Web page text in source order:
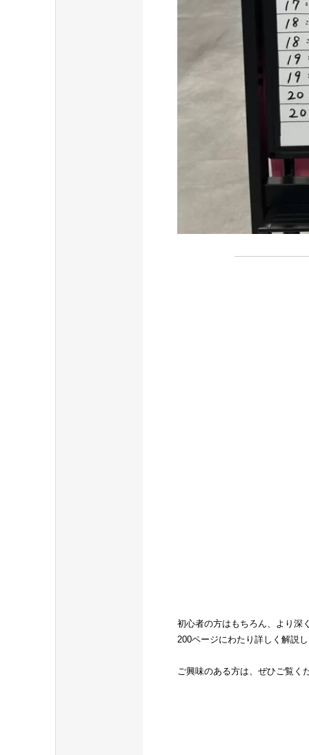
初心者の方はもちろん、より深
200ページにわたり詳しく解説
ご興味のある方は、ぜひご覧く